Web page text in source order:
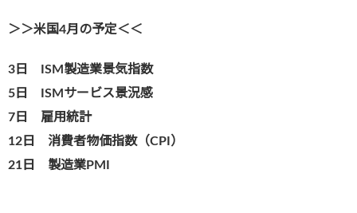
＞＞米国4月の予定＜＜
3日 ISM製造業景気指数
5日 ISMサービス景況感
7日 雇用統計
12日 消費者物価指数（CPI）
21日 製造業PMI